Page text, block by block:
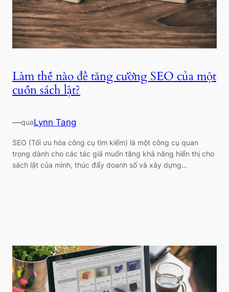
Làm thế nào để tăng cường SEO của một
cuốn sách lật?
—quaLynn Tang
SEO (Tối ưu hóa công cụ tìm kiếm) là một công cụ quan
trọng dành cho các tác giả muốn tăng khả năng hiển thị cho
sách lật của mình, thúc đẩy doanh số và xây dựng…